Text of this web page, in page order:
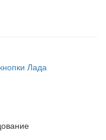
Лада